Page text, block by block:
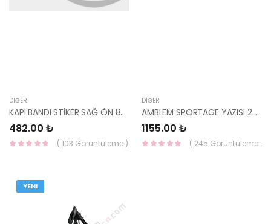
DIĞER
KAPI BANDI STİKER SAĞ ÖN 86372-1G001-HMC
482.00 ₺
( 103 Görüntüleme )
DIĞER
AMBLEM SPORTAGE YAZISI 2014- 86310-3W000-HMC
1155.00 ₺
( 245 Görüntüleme )
YENI